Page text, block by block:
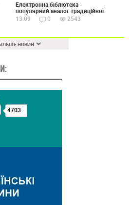
Електронна бібліотека -
популярний аналог традиційної
13:09
0 2543
НОВИН
4703